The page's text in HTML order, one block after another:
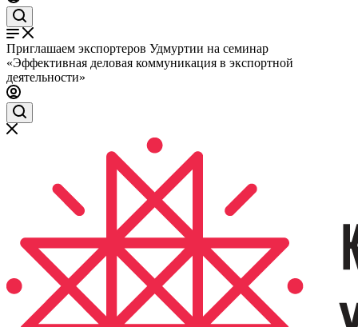
Приглашаем экспортеров Удмуртии на семинар
«Эффективная деловая коммуникация в экспортной
деятельности»